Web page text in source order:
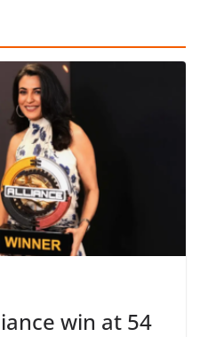
win at 54